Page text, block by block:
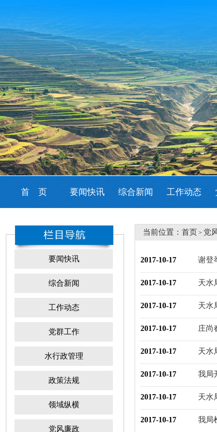
首 页 要闻快讯 综合新闻 工作动态
要闻快讯
综合新闻
工作动态
党群工作
水行政管理
政策法规
领域纵横
党风廉政
当前位置： 首页 > 党
2017-10-17 谢登
2017-10-17 天水
2017-10-17 天水
2017-10-17 庄尚
2017-10-17 天水
2017-10-17 我局
2017-10-17 天水
2017-10-17 我局